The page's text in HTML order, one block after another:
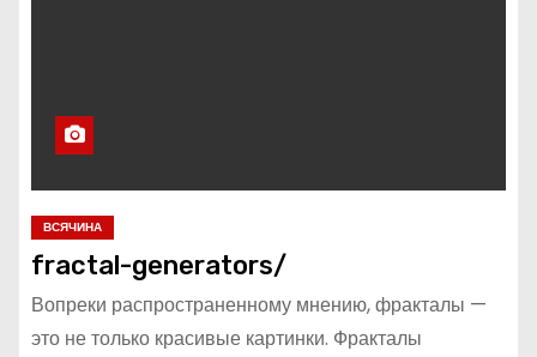
ВСЯЧИНА
fractal-generators/
Вопреки распространенному мнению, фракталы —
это не только красивые картинки. Фракталы